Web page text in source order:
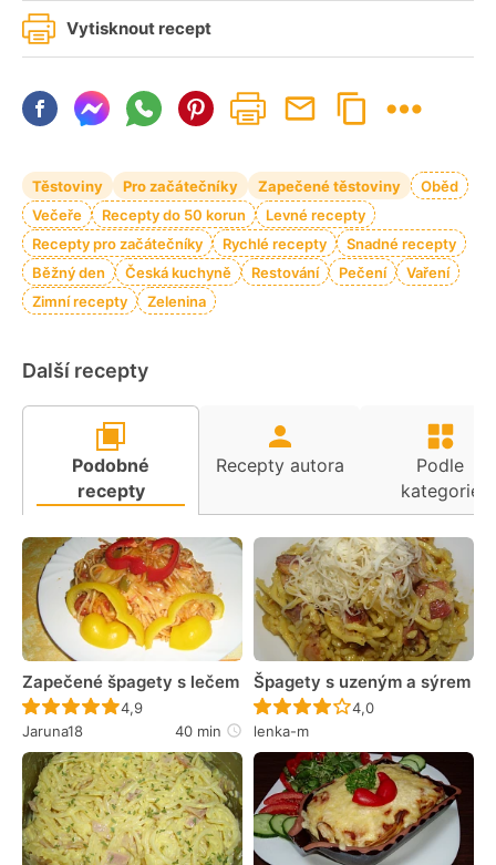
Vytisknout recept
Těstoviny Pro začátečníky Zapečené těstoviny
Oběd
Večeře
Recepty do 50 korun
Levné recepty
Recepty pro začátečníky
Rychlé recepty
Snadné recepty
Běžný den
Česká kuchyně Restování Pečení
Vaření
Zimní recepty
Zelenina
Další recepty
Podobné
recepty
Recepty autora
Podle
kategorie
Zapečené špagety s lečem
Recept ještě nebyl hodnocen
4,9
Jaruna18
40 min
Špagety s uzeným a sýrem
Recept ještě nebyl
4,0
lenka-m